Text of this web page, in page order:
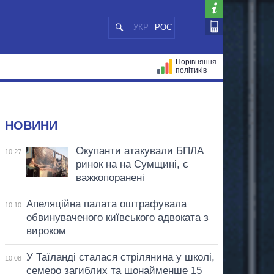
УКР РОС
Порівняння
політиків
НОВИНИ
10:27
Окупанти атакували БПЛА
ринок на на Сумщині, є
важкопоранені
10:10
Апеляційна палата оштрафувала
обвинуваченого київського адвоката з
вироком
10:08
У Таїланді сталася стрілянина у школі,
семеро загиблих та щонайменше 15